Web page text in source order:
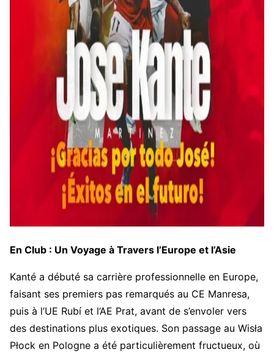
En Club : Un Voyage à Travers l’Europe et l’Asie
Kanté a débuté sa carrière professionnelle en Europe,
faisant ses premiers pas remarqués au CE Manresa,
puis à l’UE Rubí et l’AE Prat, avant de s’envoler vers
des destinations plus exotiques. Son passage au Wisła
Płock en Pologne a été particulièrement fructueux, où